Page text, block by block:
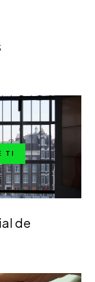
TI
de